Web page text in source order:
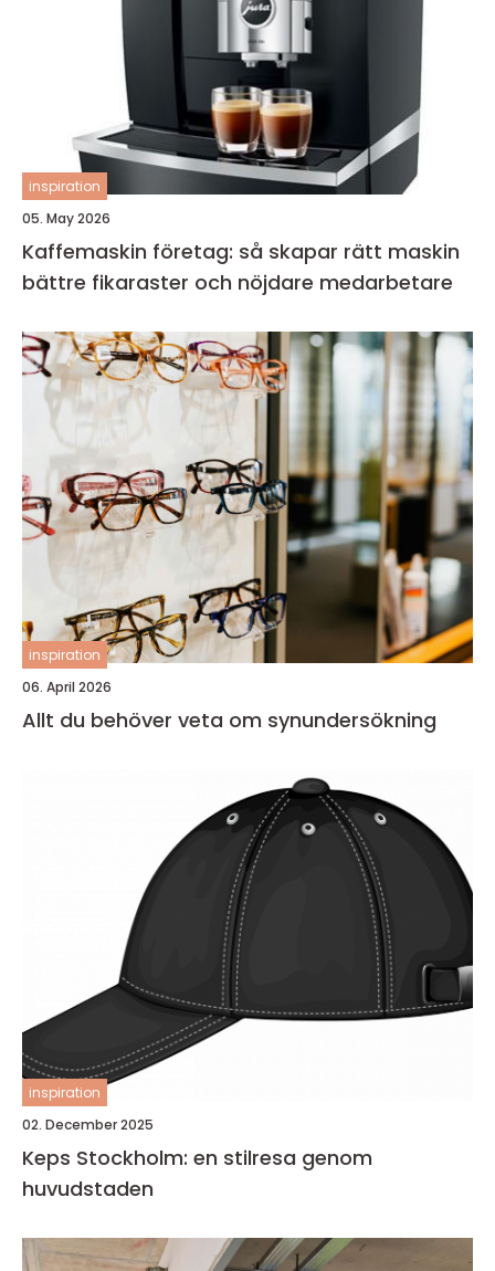
inspiration
05. May 2026
Kaffemaskin företag: så skapar rätt maskin
bättre fikaraster och nöjdare medarbetare
inspiration
06. April 2026
Allt du behöver veta om synundersökning
inspiration
02. December 2025
Keps Stockholm: en stilresa genom
huvudstaden